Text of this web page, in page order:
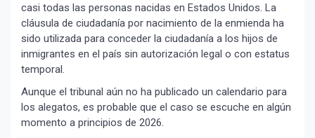
casi todas las personas nacidas en Estados Unidos. La
cláusula de ciudadanía por nacimiento de la enmienda ha
sido utilizada para conceder la ciudadanía a los hijos de
inmigrantes en el país sin autorización legal o con estatus
temporal.
Aunque el tribunal aún no ha publicado un calendario para
los alegatos, es probable que el caso se escuche en algún
momento a principios de 2026.